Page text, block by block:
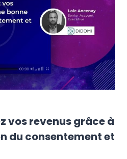
vos revenus grâce à
du consentement et